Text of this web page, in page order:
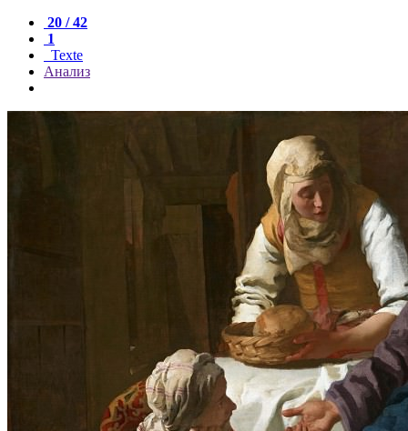
20 / 42
1
Texte
Анализ